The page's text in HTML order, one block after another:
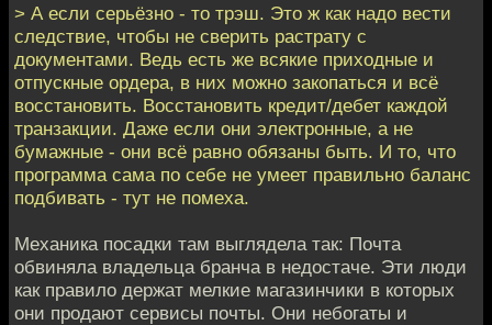
> А если серьёзно - то трэш. Это ж как надо вести
следствие, чтобы не сверить растрату с
документами. Ведь есть же всякие приходные и
отпускные ордера, в них можно закопаться и всё
восстановить. Восстановить кредит/дебет каждой
транзакции. Даже если они электронные, а не
бумажные - они всё равно обязаны быть. И то, что
программа сама по себе не умеет правильно баланс
подбивать - тут не помеха.
Механика посадки там выглядела так: Почта
обвиняла владельца бранча в недостаче. Эти люди
как правило держат мелкие магазинчики в которых
они продают сервисы почты. Они небогаты и